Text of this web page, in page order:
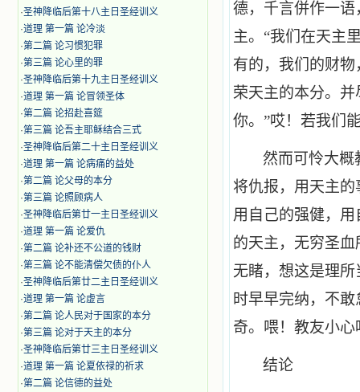
·圣神降临后第十八主日圣经训义
·道理 第一篇 论冷淡
·第二篇 论习惯犯罪
·第三篇 论心里的罪
·圣神降临后第十九主日圣经训义
·道理 第一篇 论冒领圣体
·第二篇 论招赴喜筵
·第三篇 论吾主耶稣结合三式
·圣神降临后第二十主日圣经训义
·道理 第一篇 论病痛的益处
·第二篇 论父母的本分
·第三篇 论照顾病人
·圣神降临后第廿一主日圣经训义
·道理 第一篇 论爱仇
·第二篇 论补还不公道的钱财
·第三篇 论不能清偿欠债的仆人
·圣神降临后第廿二主日圣经训义
·道理 第一篇 论虚言
·第二篇 论人民对于国家的本分
·第三篇 论对于天主的本分
·圣神降临后第廿三主日圣经训义
·道理 第一篇 论夏依禄的祈求
·第二篇 论信德的益处
德，千言併作一
主。“我们在天主
有的，我们的财
荣天主的本分。
你。”哎！若我们
然而可怜大概
将仇报，用天主
用自己的强健，
的天主，无穷圣
无睹，想这是理
时早早完纳，不
奇。喂！教友小心
结论